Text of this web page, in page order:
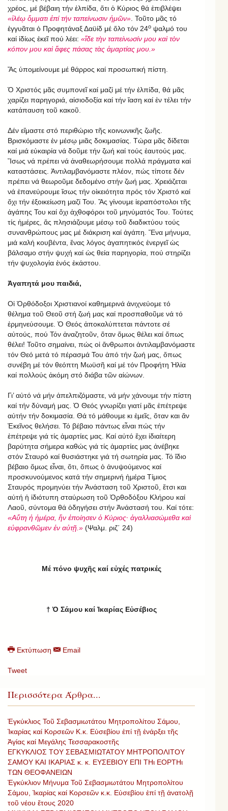
χρέος, μέ βέβαιη τήν ἐλπίδα, ὅτι ὁ Κύριος θά ἐπιβλέψει
«ἱλέῳ ὄμματι ἐπί τήν ταπείνωσιν ἡμῶν» . Τοῦτο μᾶς τό
ἐγγυᾶται ὁ Προφητάναξ Δαϋίδ μέ ὅλο τόν 24ο ψαλμό του
καί ἰδίως ἐκεῖ πού λέει: «ἴδε τὴν ταπείνωσίν μου καὶ τὸν
κόπον μου καὶ ἄφες πάσας τὰς ἁμαρτίας μου.»
Ἄς ὑπομείνουμε μέ θάρρος καί προσωπική πίστη.
Ὁ Χριστός μᾶς συμπονεῖ καί μαζί μέ τήν ἐλπίδα, θά μᾶς
χαρίζει παρηγοριά, αἰσιοδοξία καί τήν ἴαση καί ἐν τέλει τήν
κατάπαυση τοῦ κακοῦ.
Δέν εἴμαστε στό περιθώριο τῆς κοινωνικῆς ζωῆς.
Βρισκόμαστε ἐν μέσῳ μιᾶς δοκιμασίας. Τώρα μᾶς δίδεται
καί μιά εὐκαιρία νά δοῦμε τήν ζωή καί τούς ἑαυτούς μας.
Ἴσως νά πρέπει νά ἀναθεωρήσουμε πολλά πράγματα καί
καταστάσεις. Ἀντιλαμβανόμαστε πλέον, πώς τίποτε δέν
πρέπει νά θεωροῦμε δεδομένο στήν ζωή μας. Χρειάζεται
νά ἐπανεύρουμε ἴσως τήν οἰκειότητα πρός τόν Χριστό καί
ὄχι τήν ἐξοικείωση μαζί Του. Ἄς γίνουμε ἱεραπόστολοι τῆς
ἀγάπης Του καί ὄχι ἀχθοφόροι τοῦ μηνύματός Του. Τούτες
τίς ἡμέρες, ἄς πλησιάζουμε μέσῳ τοῦ διαδικτύου τούς
συνανθρώπους μας μέ διάκριση καί ἀγάπη. Ἕνα μήνυμα,
μιά καλή κουβέντα, ἕνας λόγος ἀγαπητικός ἐνεργεῖ ὡς
βάλσαμο στήν ψυχή καί ὡς θεία παρηγορία, πού στηρίζει
τήν ψυχολογία ἑνός ἑκάστου.
Ἀγαπητά μου παιδιά,
Οἱ Ὀρθόδοξοι Χριστιανοί καθημερινά ἀνιχνεύομε τό
θέλημα τοῦ Θεοῦ στή ζωή μας καί προσπαθοῦμε νά τό
ἑρμηνεύσουμε. Ὁ Θεός ἀποκαλύπτεται πάντοτε σέ
αὐτούς, πού Τόν ἀναζητοῦν, ὅταν ὅμως θέλει καί ὅπως
θέλει! Τοῦτο σημαίνει, πώς οἱ ἄνθρωποι ἀντιλαμβανόμαστε
τόν Θεό μετά τό πέρασμά Του ἀπό τήν ζωή μας, ὅπως
συνέβη μέ τόν θεόπτη Μωϋσῆ καί μέ τόν Προφήτη Ἠλία
καί πολλούς ἀκόμη στό διάβα τῶν αἰώνων.
Γι’ αὐτό νά μήν ἀπελπιζόμαστε, νά μήν χάνουμε τήν πίστη
καί τήν δύναμή μας. Ὁ Θεός γνωρίζει γιατί μᾶς ἐπέτρεψε
αὐτήν τήν δοκιμασία. Θά τό μάθουμε κι ἐμεῖς, ὅταν και ἄν
Ἐκεῖνος θελήσει. Τό βέβαιο πάντως εἶναι πώς τήν
ἐπέτρεψε γιά τίς ἁμαρτίες μας. Καί αὐτό ἔχει ἰδιαίτερη
βαρύτητα σήμερα καθώς γιά τίς ἁμαρτίες μας ἀνέβηκε
στόν Σταυρό καί θυσιάστηκε γιά τή σωτηρία μας. Τό ἴδιο
βέβαιο ὅμως εἶναι, ὅτι, ὅπως ὁ ἀνυψούμενος καί
προσκυνούμενος κατά τήν σημερινή ἡμέρα Τίμιος
Σταυρός προμηνύει τήν Ἀνάσταση τοῦ Χριστοῦ, ἔτσι και
αὐτή ἡ ἰδιότυπη σταύρωση τοῦ Ὀρθοδόξου Κλήρου καί
Λαοῦ, σύντομα θά ὁδηγήσει στήν Ἀνάστασή του. Καί τότε:
«Αὕτη ἡ ἡμέρα, ἣν ἐποίησεν ὁ Κύριος· ἀγαλλιασώμεθα καὶ
εὐφρανθῶμεν ἐν αὐτῇ.» (Ψαλμ. ριζ΄ 24)
Μέ πόνο ψυχῆς καί εὐχές πατρικές
†Ὁ Σάμου καί Ἰκαρίας Εὐσέβιος
Εκτύπωση Email
Tweet
Περισσότερα Άρθρα...
Ἐγκύκλιος Τοῦ Σεβασμιωτάτου Μητροπολίτου Σάμου,
Ἰκαρίας καί Κορσεῶν Κ.κ. Εὐσεβίου ἐπί τῇ ἐνάρξει τῆς
Ἁγίας καί Μεγάλης Τεσσαρακοστῆς
ΕΓΚΥΚΛΙΟΣ ΤΟΥ ΣΕΒΑΣΜΙΩΤΑΤΟΥ ΜΗΤΡΟΠΟΛΙΤΟΥ
ΣΑΜΟΥ ΚΑΙ ΙΚΑΡΙΑΣ κ. κ. ΕΥΣΕΒΙΟΥ ΕΠΙ ΤΗι ΕΟΡΤΗι
ΤΩΝ ΘΕΟΦΑΝΕΙΩΝ
Ἐγκύκλιον Μήνυμα Τοῦ Σεβασμιωτάτου Μητροπολίτου
Σάμου, Ἰκαρίας καί Κορσεῶν κ.κ. Εὐσεβίου ἐπί τῇ ἀνατολῇ
τοῦ νέου ἔτους 2020